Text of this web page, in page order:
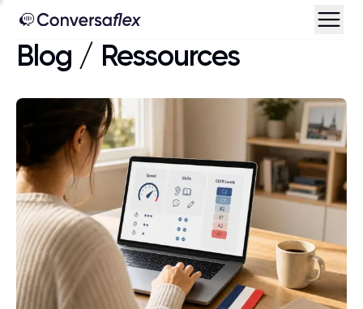
Blog / Ressources